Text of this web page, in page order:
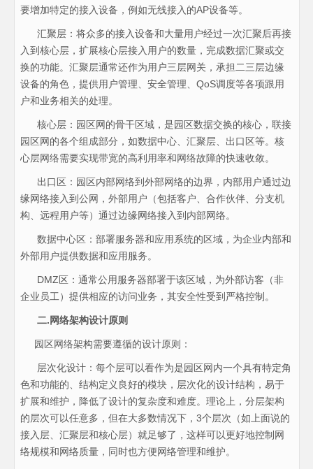
要增加特定的接入设备，例如无线接入的AP设备等。
汇聚层：将众多的接入设备和大量用户经过一次汇聚后再接
入到核心层，扩展核心层接入用户的数量，完成数据汇聚或交
换的功能。汇聚层通常还作为用户三层网关，承担二三层边缘
设备的角色，提供用户管理、安全管理、QoS调度等各项跟用
户和业务相关的处理。
核心层：园区网的骨干区域，是园区数据交换的核心，联接
园区网的各个组成部分，如数据中心、汇聚层、出口区等。核
心层网络需要实现带宽的高利用率和网络故障的快速收敛。
出口区：园区内部网络到外部网络的边界，内部用户通过边
缘网络接入到公网，外部用户（包括客户、合作伙伴、分支机
构、远程用户等）通过边缘网络接入到内部网络。
数据中心区：部署服务器和应用系统的区域，为企业内部和
外部用户提供数据和应用服务。
DMZ区：通常公用服务器部署于该区域，为外部访客（非
企业员工）提供相应的访问业务，其安全性受到严格控制。
二.网络架构设计原则
园区网络架构需要遵循的设计原则：
层次化设计：每个层可以看作为是园区网内一个具有特定角
色和功能的、结构定义良好的模块，层次化的设计结构，易于
扩展和维护，降低了设计的复杂度和难度。理论上，分层架构
的层次可以任意多，但在大多数情况下，3个层次（如上面说的
接入层、汇聚层和核心层）就足够了，这样可以更好地控制网
络规模和网络质量，同时也方便网络管理和维护。